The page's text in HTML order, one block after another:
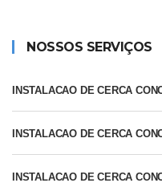
NOSSOS SERVIÇOS
INSTALACAO DE CERCA
INSTALACAO DE CERCA
INSTALACAO DE CERCA